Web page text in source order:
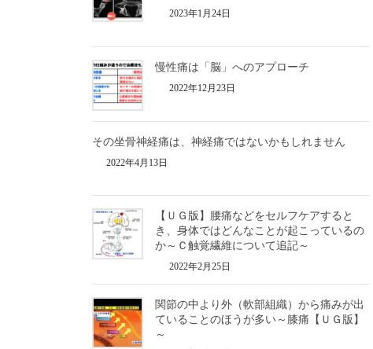
2023年1月24日
慢性痛は「脳」へのアプローチ
2022年12月23日
その坐骨神経痛は、神経痛ではないかもしれません
2022年4月13日
【ＵＧ版】腰痛などをセルフケアすると
き、身体ではどんなことが起こっているの
か～Ｃ触覚繊維について追記～
2022年2月25日
関節の中より外（軟部組織）から痛みが出
ていることのほうが多い～膝痛【ＵＧ版】
～